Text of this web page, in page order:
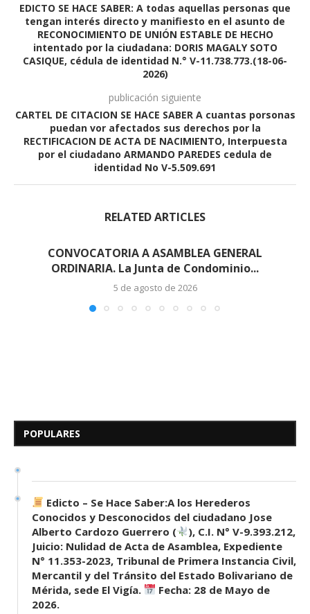
EDICTO SE HACE SABER: A todas aquellas personas que
tengan interés directo y manifiesto en el asunto de
RECONOCIMIENTO DE UNIÓN ESTABLE DE HECHO
intentado por la ciudadana: DORIS MAGALY SOTO
CASIQUE, cédula de identidad N.° V-11.738.773.(18-06-
2026)
publicación siguiente
CARTEL DE CITACION SE HACE SABER A cuantas porsonas
puedan vor afectados sus derechos por la
RECTIFICACION DE ACTA DE NACIMIENTO, Interpuesta
por el ciudadano ARMANDO PAREDES cedula de
identidad No V-5.509.691
RELATED ARTICLES
CONVOCATORIA A ASAMBLEA GENERAL
ORDINARIA. La Junta de Condominio...
5 de agosto de 2026
POPULARESDesconocidos del...
Edicto – Se Hace Saber:A los Herederos
Conocidos y Desconocidos del ciudadano Jose
Alberto Cardozo Guerrero (
), C.I. N° V-9.393.212,
Juicio: Nulidad de Acta de Asamblea, Expediente
N° 11.353-2023, Tribunal de Primera Instancia Civil,
Mercantil y del Tránsito del Estado Bolivariano de
Mérida, sede El Vigía.
Fecha: 28 de Mayo de
2026.